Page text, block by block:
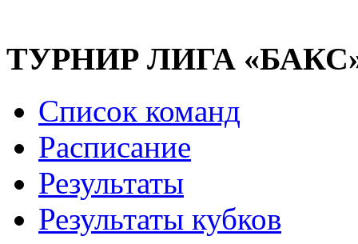
ТУРНИР ЛИГА
Список команд
Расписание
Результаты
Результаты кубков